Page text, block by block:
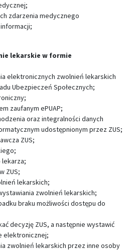
zdarzenia medycznego
lekarskie w formie
elektronicznych zwolnień lekarskich
Ubezpieczeń Społecznych;
zaufanym ePUAP;
oraz integralności danych
udostępnionym przez ZUS;
ZUS;
lekarza;
ZUS;
lekarskich;
zwolnień lekarskich;
braku możliwości dostępu do
decyzję ZUS, a następnie wystawić
elektronicznej;
zwolnień lekarskich przez inne osoby